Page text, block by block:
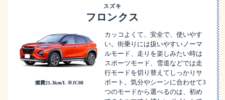
スズキ
フロンクス
燃費21.3km/L ※JC08
カッコよくて、安全で、使いやす
い。街乗りには扱いやすいノーマ
ルモード、走りを楽しみたい時は
スポーツモード、雪道などでは走
行モードを切り替えてしっかりサ
ポート。気分やシーンに合わせて3
つのモードから選べるのは、初め